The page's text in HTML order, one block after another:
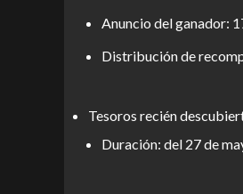
Anuncio del ganador:
Distribución de
Tesoros recién
Duración: del 27 de